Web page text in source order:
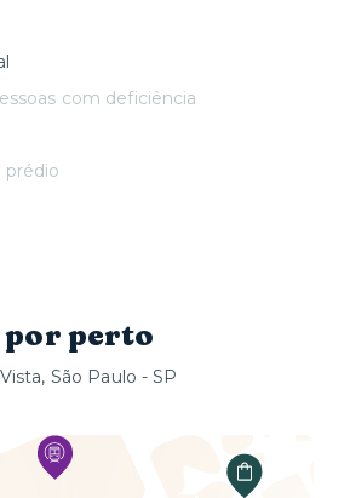
com deficiência
prédio
por perto
São Paulo - SP